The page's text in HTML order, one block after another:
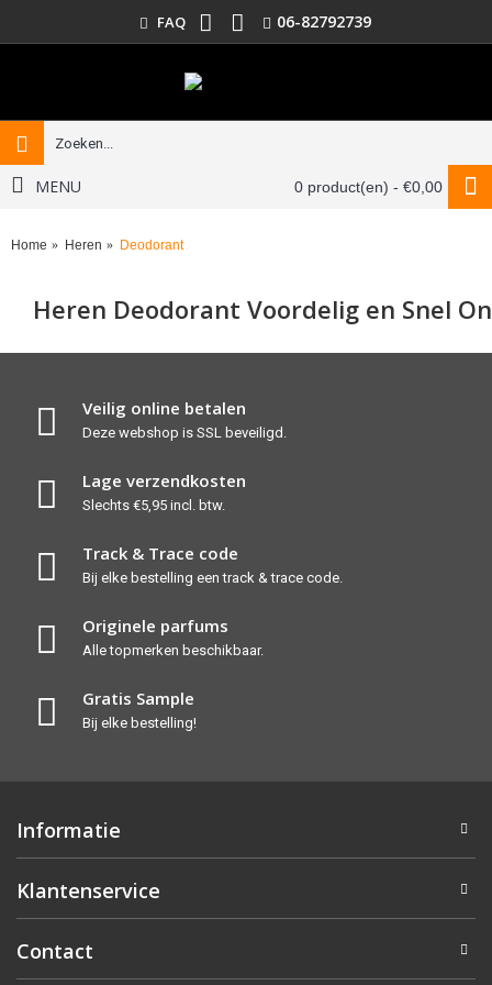
FAQ 06-82792739
0 product(en) - €0,00
MENU
Home Heren Deodorant
Heren Deodorant Voordelig en Snel
Veilig online betalen
Deze webshop is SSL beveiligd.
Lage verzendkosten
Slechts €5,95 incl. btw.
Track & Trace code
Bij elke bestelling een track & trace code.
Originele parfums
Alle topmerken beschikbaar.
Gratis Sample
Bij elke bestelling!
Informatie
Klantenservice
Contact